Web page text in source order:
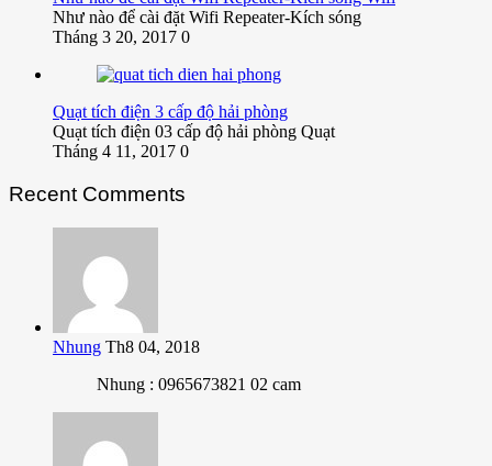
Như nào để cài đặt Wifi Repeater-Kích sóng
Tháng 3 20, 2017 0
Quạt tích điện 3 cấp độ hải phòng
Quạt tích điện 03 cấp độ hải phòng Quạt
Tháng 4 11, 2017 0
Recent Comments
Nhung Th8 04, 2018
Nhung : 0965673821 02 cam